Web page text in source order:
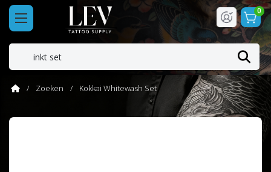
0
Zoeken Kokkai Whitewash Set